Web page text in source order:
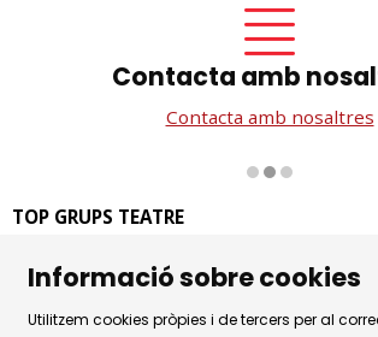
Contacta amb
Contacta amb nosaltres
TOP GRUPS TEATRE
08002 Barcelona
Tel. 93 441 39 79
Informació sobre cookies
Utilitzem cookies pròpies i de tercers per al